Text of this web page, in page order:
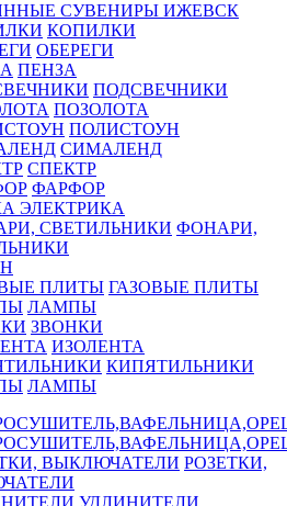
СУВЕНИРЫ ИЖЕВСК
КОПИЛКИ
ОБЕРЕГИ
ПЕНЗА
ПОДСВЕЧНИКИ
ПОЗОЛОТА
ПОЛИСТОУН
СИМАЛЕНД
СПЕКТР
ФАРФОР
ЭЛЕКТРИКА
ФОНАРИ,
ГАЗОВЫЕ ПЛИТЫ
ЛАМПЫ
ЗВОНКИ
ИЗОЛЕНТА
КИПЯТИЛЬНИКИ
ЛАМПЫ
РОЗЕТКИ,
УДЛИНИТЕЛИ